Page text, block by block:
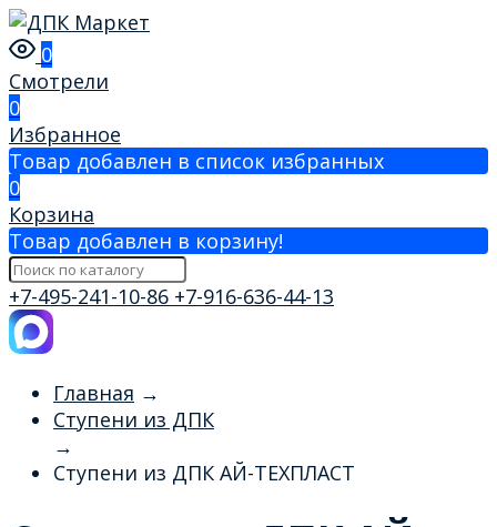
0
Смотрели
0
Избранное
Товар добавлен в список избранных
0
Корзина
Товар добавлен в корзину!
+7-495-241-10-86 +7-916-636-44-13
Главная →
Ступени из ДПК
→
Ступени из ДПК АЙ-ТЕХПЛАСТ